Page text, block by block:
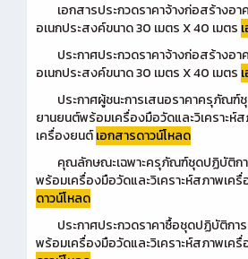
เอกสารประกวดราคาจ้างก่อสร้างอ
อเนกประสงค์ขนาด 30 เมตร X 40 เมตร
ประกาศประกวดราคาจ้างก่อสร้างอ
อเนกประสงค์ขนาด 30 เมตร X 40 เมตร
ประกาศผู้ชนะการเสนอราคาครุภัณฑ์
ยานยนต์พร้อมเครื่องมือวัดและวิเคราะห์
เครื่องยนต์เอกสารดาวน์โหลด
คุณลักษณะเฉพาะครุภัณฑ์ชุดปฏิบัติกา
พร้อมเครื่องมือวัดและวิเคราะห์สภาพเค
ดาวน์โหลด
ประกาศประกวดราคาซื้อชุดปฏิบัติกา
พร้อมเครื่องมือวัดและวิเคราะห์สภาพเค